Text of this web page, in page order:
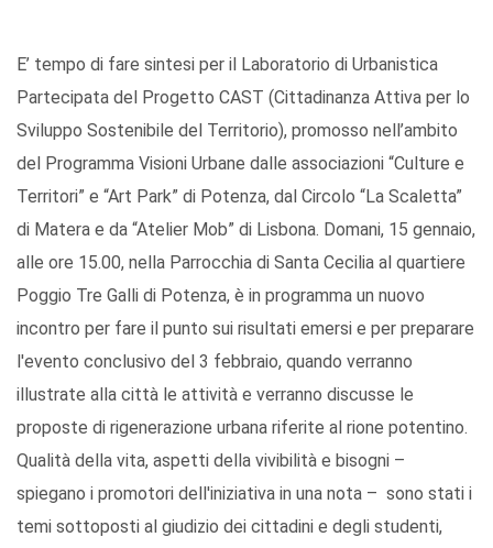
E’ tempo di fare sintesi per il Laboratorio di Urbanistica
Partecipata del Progetto CAST (Cittadinanza Attiva per lo
Sviluppo Sostenibile del Territorio), promosso nell’ambito
del Programma Visioni Urbane dalle associazioni “Culture e
Territori” e “Art Park” di Potenza, dal Circolo “La Scaletta”
di Matera e da “Atelier Mob” di Lisbona. Domani, 15 gennaio,
alle ore 15.00, nella Parrocchia di Santa Cecilia al quartiere
Poggio Tre Galli di Potenza, è in programma un nuovo
incontro per fare il punto sui risultati emersi e per preparare
l'evento conclusivo del 3 febbraio, quando verranno
illustrate alla città le attività e verranno discusse le
proposte di rigenerazione urbana riferite al rione potentino.
Qualità della vita, aspetti della vivibilità e bisogni –
spiegano i promotori dell'iniziativa in una nota – sono stati i
temi sottoposti al giudizio dei cittadini e degli studenti,